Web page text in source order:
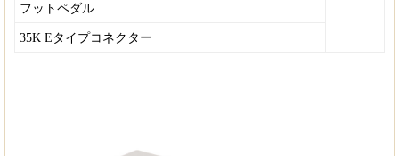
フットペダル
35K Eタイプコネクター